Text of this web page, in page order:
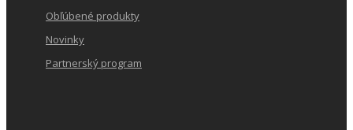
Obľúbené produkty
Novinky
Partnerský program